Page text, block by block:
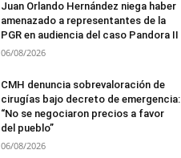
Juan Orlando Hernández niega haber
amenazado a representantes de la
PGR en audiencia del caso Pandora II
06/08/2026
CMH denuncia sobrevaloración de
cirugías bajo decreto de emergencia:
“No se negociaron precios a favor
del pueblo”
06/08/2026